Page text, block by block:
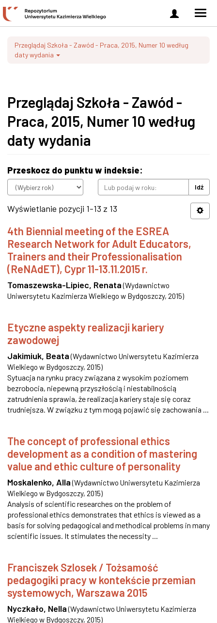
Zaloguj
się
Przeglądaj Szkoła - Zawód - Praca, 2015, Numer 10 według
daty wydania
Przeglądaj Szkoła - Zawód -
Praca, 2015, Numer 10 według
daty wydania
Przeskocz do punktu w indeksie:
Idź
Wyświetlanie pozycji 1-13 z 13
4th Biennial meeting of the ESREA
Research Network for Adult Educators,
Trainers and their Professionalisation
(ReNAdET), Cypr 11-13.11.2015 r.
Tomaszewska-Lipiec, Renata (Wydawnictwo
Uniwersytetu Kazimierza Wielkiego w Bydgoszczy, 2015)
Etyczne aspekty realizacji kariery
zawodowej
Jakimiuk, Beata (Wydawnictwo Uniwersytetu Kazimierza
Wielkiego w Bydgoszczy, 2015)
Sytuacja na rynku pracy związana z wysokim poziomem
bezrobocia, niepewną przyszłością i niestabilnością
zatrudnienia sprawia, że realizacja kariery staje się coraz
trudniejsza. W związku z tym mogą pojawić się zachowania ...
The concept of professional ethics
development as a condition of mastering
value and ethic culture of personality
Moskalenko, Alla (Wydawnictwo Uniwersytetu Kazimierza
Wielkiego w Bydgoszczy, 2015)
Analysis of scientific researches on the problem of
professional ethics demonstrates that ethics is viewed as a
basis for solving pedagogical and methodical problems in many
scientific issues. It stimulates the necessity ...
Franciszek Szlosek / Tożsamość
pedagogiki pracy w kontekście przemian
systemowych, Warszawa 2015
Nyczkało, Nella (Wydawnictwo Uniwersytetu Kazimierza
Wielkiego w Bydgoszczy, 2015)